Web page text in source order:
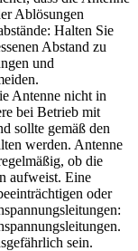
Ablösungen
Halten Sie
Abstand zu
und
Antenne nicht in
bei Betrieb mit
sollte gemäß den
werden. Antenne
ob die
aufweist. Eine
oder
sein.